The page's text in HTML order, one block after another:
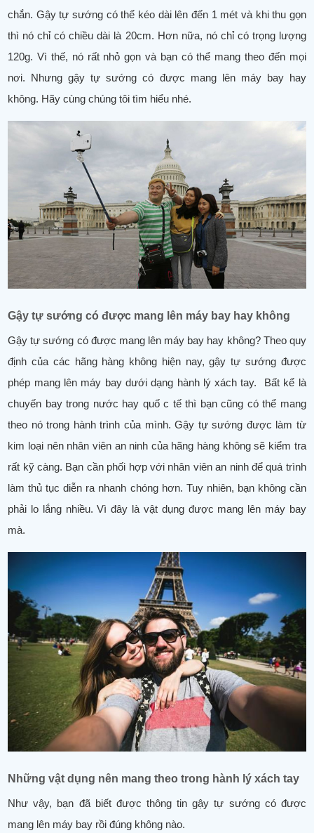
chắn. Gậy tự sướng có thể kéo dài lên đến 1 mét và khi thu gọn
thì nó chỉ có chiều dài là 20cm. Hơn nữa, nó chỉ có trọng lượng
120g. Vì thế, nó rất nhỏ gọn và bạn có thể mang theo đến mọi
nơi. Nhưng gậy tự sướng có được mang lên máy bay hay
không. Hãy cùng chúng tôi tìm hiểu nhé.
Gậy tự sướng có được mang lên máy bay hay không
Gậy tự sướng có được mang lên máy bay hay không? Theo quy
định của các hãng hàng không hiện nay, gậy tự sướng được
phép mang lên máy bay dưới dạng hành lý xách tay. Bất kể là
chuyến bay trong nước hay quố c tế thì bạn cũng có thể mang
theo nó trong hành trình của mình. Gậy tự sướng được làm từ
kim loại nên nhân viên an ninh của hãng hàng không sẽ kiểm tra
rất kỹ càng. Bạn cần phối hợp với nhân viên an ninh để quá trình
làm thủ tục diễn ra nhanh chóng hơn. Tuy nhiên, bạn không cần
phải lo lắng nhiều. Vì đây là vật dụng được mang lên máy bay
mà.
Những vật dụng nên mang theo trong hành lý xách tay
Như vậy, bạn đã biết được thông tin gậy tự sướng có được
mang lên máy bay rồi đúng không nào.